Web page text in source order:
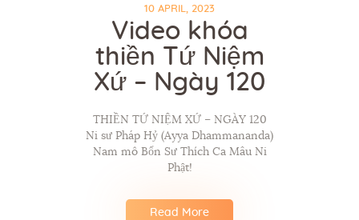
10 APRIL, 2023
Video khóa
thiền Tứ Niệm
Xứ – Ngày 120
THIỀN TỨ NIỆM XỨ – NGÀY 120
Ni sư Pháp Hỷ (Ayya Dhammananda)
Nam mô Bổn Sư Thích Ca Mâu Ni
Phật!
Read More